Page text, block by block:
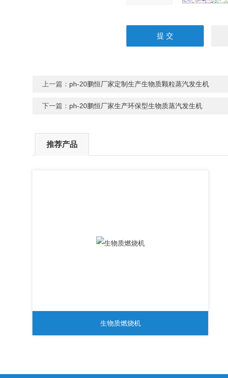
上一篇： ph-20鹏恒厂家定制生产生物质颗粒蒸汽发生机
下一篇： ph-20鹏恒厂家生产环保型生物质蒸汽发生机
推荐产品
生物质燃烧机